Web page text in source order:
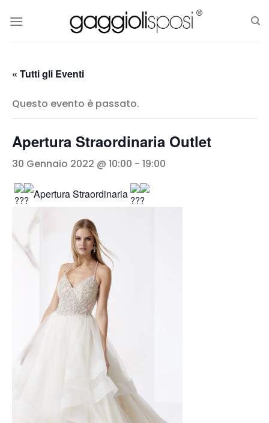
« Tutti gli Eventi
Questo evento è passato.
Apertura Straordinaria Outlet
30 Gennaio 2022 @ 10:00 - 19:00
Apertura Straordinaria